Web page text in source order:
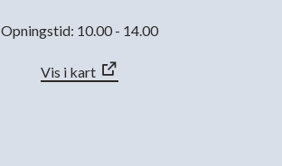
Opningstid: 10.00 - 14.00
Vis i kart